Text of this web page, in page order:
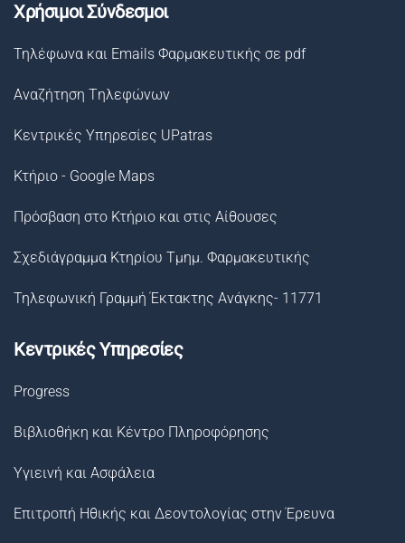
Χρήσιμοι Σύνδεσμοι
Τηλέφωνα και Emails Φαρμακευτικής σε pdf
Αναζήτηση Tηλεφώνων
Κεντρικές Υπηρεσίες UPatras
Κτήριο - Google Maps
Πρόσβαση στο Κτήριο και στις Αίθουσες
Σχεδιάγραμμα Κτηρίου Τμημ. Φαρμακευτικής
Τηλεφωνική Γραμμή Έκτακτης Ανάγκης- 11771
Κεντρικές Υπηρεσίες
Progress
Βιβλιοθήκη και Κέντρο Πληροφόρησης
Υγιεινή και Ασφάλεια
Επιτροπή Ηθικής και Δεοντολογίας στην Έρευνα